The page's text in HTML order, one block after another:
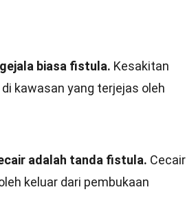
biasa fistula. Kesakitan
kawasan yang terjejas oleh
adalah tanda fistula. Cecair
keluar dari pembukaan